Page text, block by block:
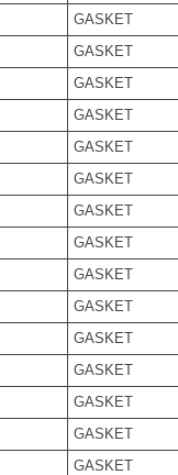
GASKET
GASKET
GASKET
GASKET
GASKET
GASKET
GASKET
GASKET
GASKET
GASKET
GASKET
GASKET
GASKET
GASKET
GASKET